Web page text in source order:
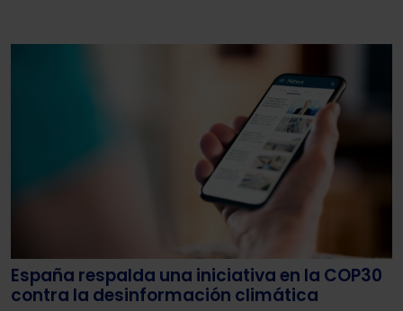
España respalda una iniciativa en la COP30
contra la desinformación climática